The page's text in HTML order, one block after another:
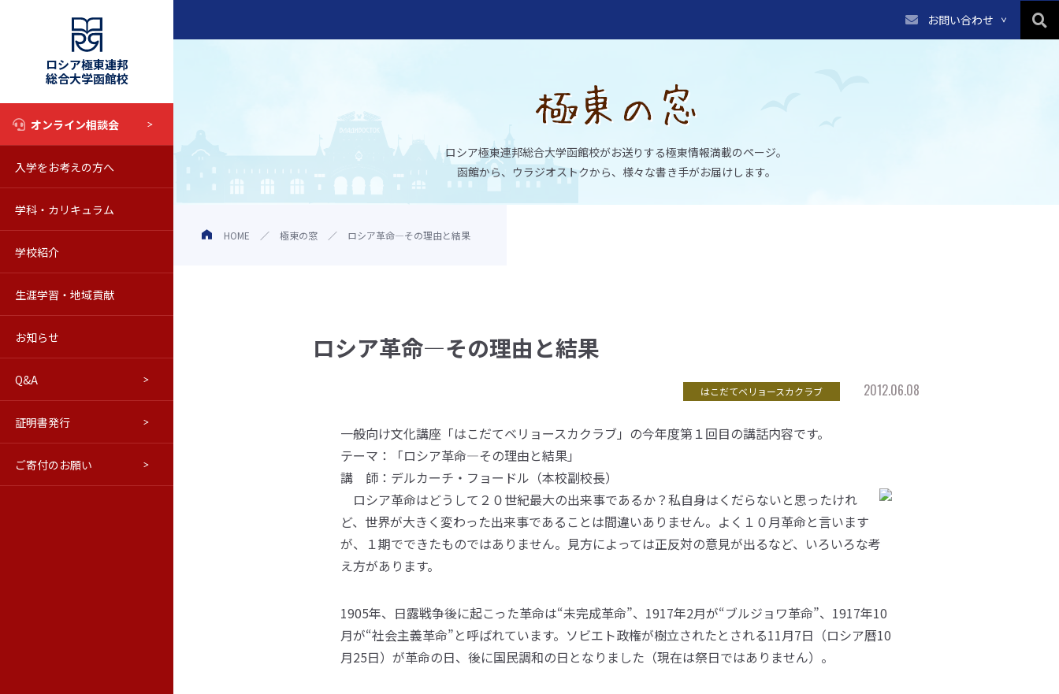
ロシア極東連邦
総合大学函館校
オンライン相談会
入学をお考えの方へ 入試情報
学科・カリキュラム
学校紹介
生涯学習・地域貢献
お知らせ
Q&A
証明書発行
ご寄付のお願い
お問い合わせ
ロシア極東連邦総合大学函館校がお送りする極東情報満載のページ。
函館から、ウラジオストクから、様々な書き手がお届けします。
HOME 極東の窓 ロシア革命―その理由と結果
ロシア革命―その理由と結果
はこだてベリョースカクラブ 2012.06.08
一般向け文化講座「はこだてベリョースカクラブ」の今年度第１回目の講話内容です。
テーマ：「ロシア革命―その理由と結果」
講 師：デルカーチ・フョードル（本校副校長）
ロシア革命はどうして２０世紀最大の出来事であるか？私自身はくだらないと思ったけれ
ど、世界が大きく変わった出来事であることは間違いありません。よく１０月革命と言います
が、１期でできたものではありません。見方によっては正反対の意見が出るなど、いろいろな考
え方があります。
1905年、日露戦争後に起こった革命は“未完成革命”、1917年2月が“ブルジョワ革命”、1917年10
月が“社会主義革命”と呼ばれています。ソビエト政権が樹立されたとされる11月7日（ロシア暦10
月25日）が革命の日、後に国民調和の日となりました（現在は祭日ではありません）。